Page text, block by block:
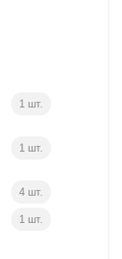
1 шт.
1 шт.
4 шт.
1 шт.